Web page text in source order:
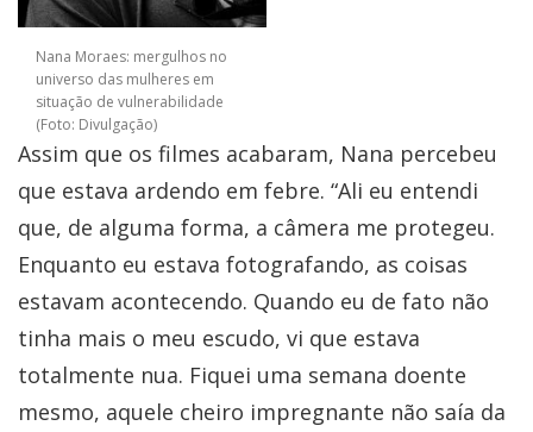
Nana Moraes: mergulhos no
universo das mulheres em
situação de vulnerabilidade
(Foto: Divulgação)
Assim que os filmes acabaram, Nana percebeu
que estava ardendo em febre. “Ali eu entendi
que, de alguma forma, a câmera me protegeu.
Enquanto eu estava fotografando, as coisas
estavam acontecendo. Quando eu de fato não
tinha mais o meu escudo, vi que estava
totalmente nua. Fiquei uma semana doente
mesmo, aquele cheiro impregnante não saía da